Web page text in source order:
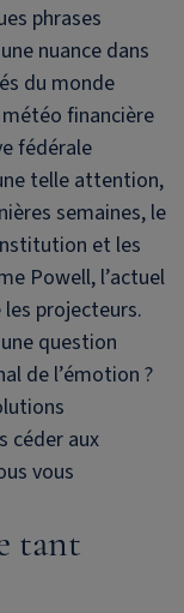
phrases
nuance dans
du monde
financière
fédérale
telle attention,
semaines, le
et les
Powell, l’actuel
projecteurs.
question
de l’émotion ?
céder aux
vous
tant